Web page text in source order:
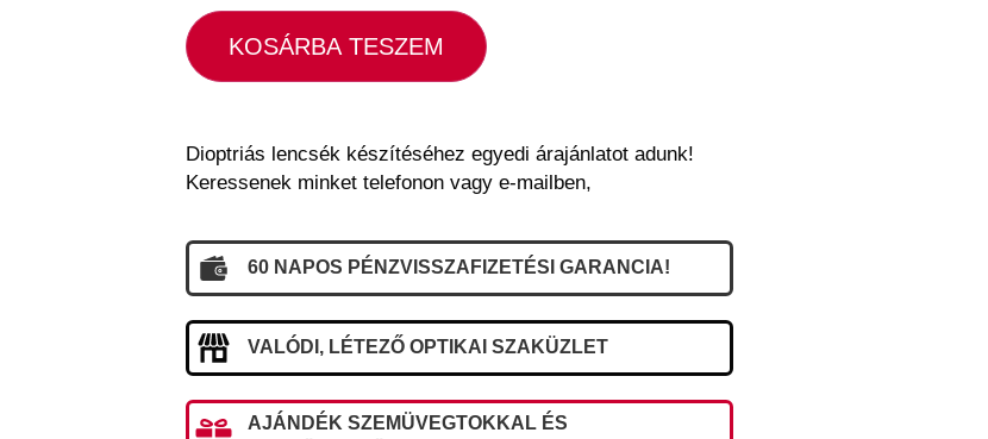
KOSÁRBA TESZEM
Dioptriás lencsék készítéséhez egyedi árajánlatot adunk!
Keressenek minket telefonon vagy e-mailben,
60 NAPOS PÉNZVISSZAFIZETÉSI GARANCIA!
VALÓDI, LÉTEZŐ OPTIKAI SZAKÜZLET
AJÁNDÉK SZEMÜVEGTOKKAL ÉS